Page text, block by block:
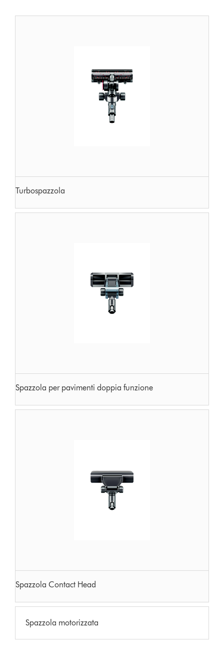
Turbospazzola
Spazzola per pavimenti doppia funzione
Spazzola Contact Head
Spazzola motorizzata